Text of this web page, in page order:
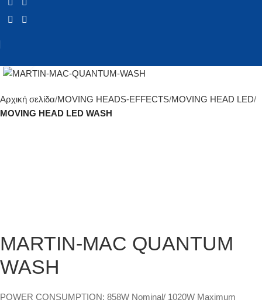
Αρχική σελίδα MOVING HEADS-EFFECTS MOVING HEAD LED
MOVING HEAD LED WASH
MARTIN-MAC QUANTUM
WASH
POWER CONSUMPTION: 858W Nominal/ 1020W Maximum